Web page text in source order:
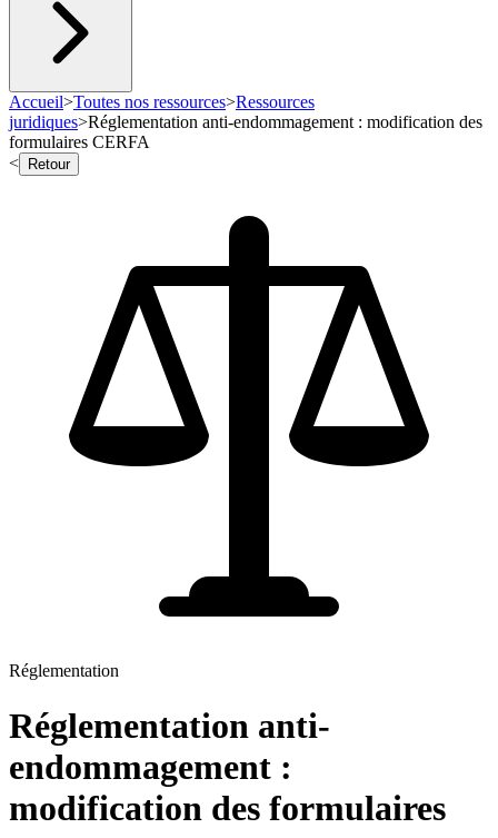
Accueil>Toutes nos ressources>Ressources
juridiques>Réglementation anti-endommagement : modification des
formulaires CERFA
<
Retour
Réglementation
Réglementation anti-
endommagement :
modification des formulaires